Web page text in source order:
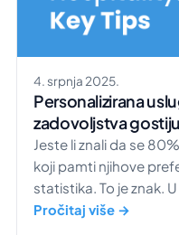
4. srpnja 2025.
Personalizirana
zadovoljstva
Jeste li znali da se
koji pamti njihove
statistika. To je znak.
jednokratnog
Pročitaj više →